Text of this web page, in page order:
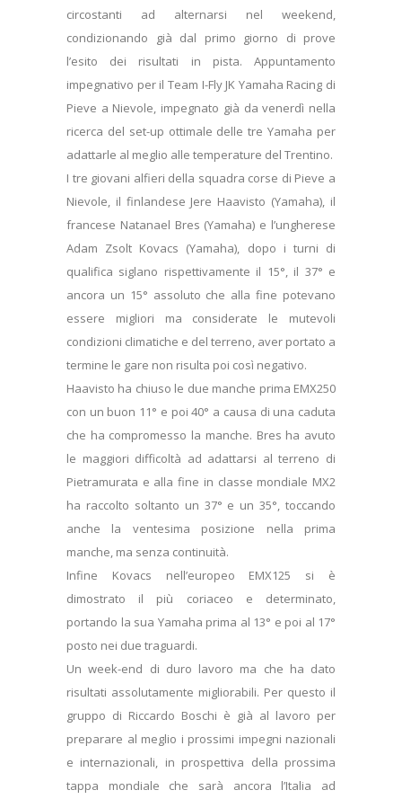
circostanti ad alternarsi nel weekend,
condizionando già dal primo giorno di prove
l’esito dei risultati in pista. Appuntamento
impegnativo per il Team I-Fly JK Yamaha Racing di
Pieve a Nievole, impegnato già da venerdì nella
ricerca del set-up ottimale delle tre Yamaha per
adattarle al meglio alle temperature del Trentino.
I tre giovani alfieri della squadra corse di Pieve a
Nievole, il finlandese Jere Haavisto (Yamaha), il
francese Natanael Bres (Yamaha) e l’ungherese
Adam Zsolt Kovacs (Yamaha), dopo i turni di
qualifica siglano rispettivamente il 15°, il 37° e
ancora un 15° assoluto che alla fine potevano
essere migliori ma considerate le mutevoli
condizioni climatiche e del terreno, aver portato a
termine le gare non risulta poi così negativo.
Haavisto ha chiuso le due manche prima EMX250
con un buon 11° e poi 40° a causa di una caduta
che ha compromesso la manche. Bres ha avuto
le maggiori difficoltà ad adattarsi al terreno di
Pietramurata e alla fine in classe mondiale MX2
ha raccolto soltanto un 37° e un 35°, toccando
anche la ventesima posizione nella prima
manche, ma senza continuità.
Infine Kovacs nell’europeo EMX125 si è
dimostrato il più coriaceo e determinato,
portando la sua Yamaha prima al 13° e poi al 17°
posto nei due traguardi.
Un week-end di duro lavoro ma che ha dato
risultati assolutamente migliorabili. Per questo il
gruppo di Riccardo Boschi è già al lavoro per
preparare al meglio i prossimi impegni nazionali
e internazionali, in prospettiva della prossima
tappa mondiale che sarà ancora l’Italia ad